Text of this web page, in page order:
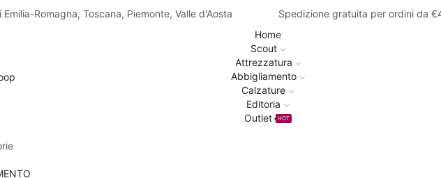
Romagna, Toscana, Piemonte, Valle d'Aosta Spedizione gratuita per ordini da
Home
Scout
Attrezzatura
Abbigliamento
Calzature
Editoria
Outlet
HOT